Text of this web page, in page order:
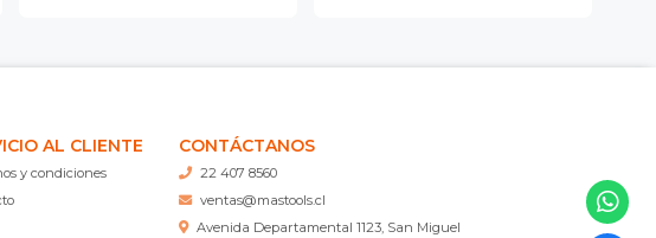
AL CLIENTE
y condiciones
CONTÁCTANOS
22 407 8560
ventas@mastools.cl
Avenida Departamental 1123, San Miguel